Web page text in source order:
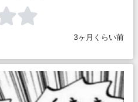
3ヶ月くらい前